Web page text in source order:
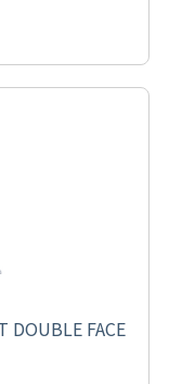
DOUBLE FACE